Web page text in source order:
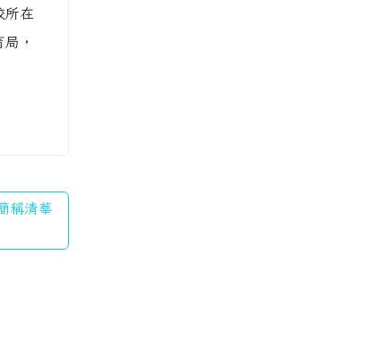
所在
，
稱清華